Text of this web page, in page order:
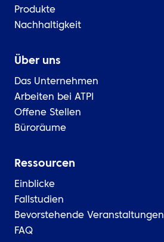
Produkte
Nachhaltigkeit
Über uns
Das Unternehmen
Arbeiten bei ATPI
Offene Stellen
Büroräume
Ressourcen
Einblicke
Fallstudien
Bevorstehende Veranstaltungen
FAQ